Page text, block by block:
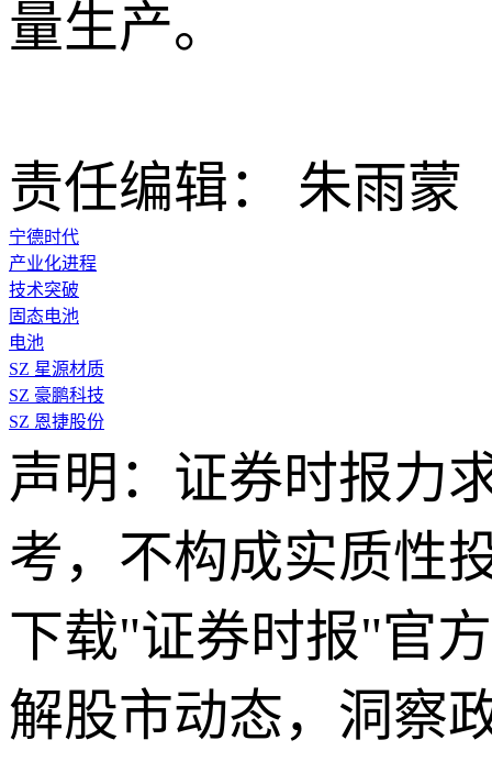
量生产。
责任编辑： 朱雨蒙
宁德时代
产业化进程
技术突破
固态电池
电池
SZ 星源材质
SZ 豪鹏科技
SZ 恩捷股份
声明：证券时报力
考，不构成实质性
下载"证券时报"官
解股市动态，洞察